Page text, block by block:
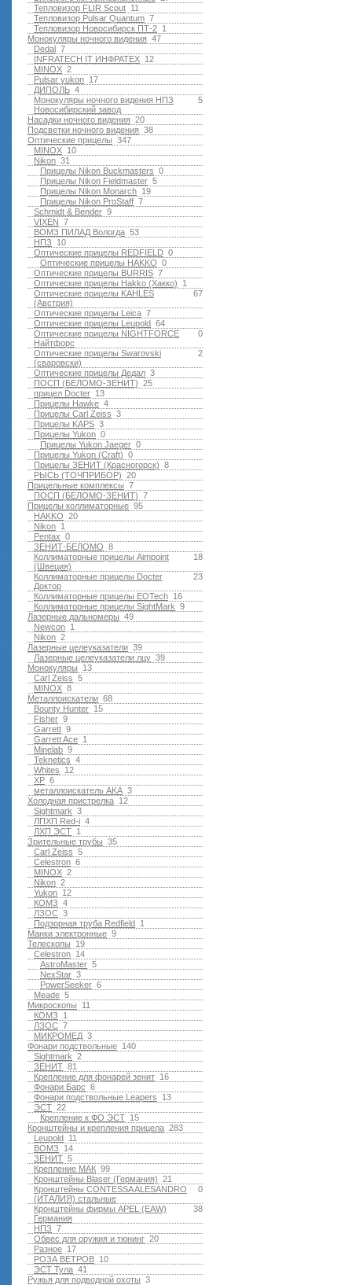
11
Тепловизор FLIR Scout
7
Тепловизор Pulsar Quantum
1
Тепловизор Новосибирск ПТ-2
47
Монокуляры ночного видения
7
Dedal
12
INFRATECH IT ИНФРАТЕХ
2
MINOX
17
Pulsar yukon
4
ДИПОЛЬ
5
Монокуляры ночного видения НПЗ
Новосибирский завод
20
Насадки ночного видения
38
Подсветки ночного видения
347
Оптические прицелы
10
MINOX
31
Nikon
0
Прицелы Nikon Buckmasters
5
Прицелы Nikon Fieldmaster
19
Прицелы Nikon Monarch
7
Прицелы Nikon ProStaff
9
Schmidt & Bender
7
VIXEN
53
ВОМЗ ПИЛАД Вологда
10
НПЗ
0
Оптические прицелы REDFIELD
0
Оптические прицелы HAKKO
7
Оптические прицелы BURRIS
1
Оптические прицелы Hakko (Хакко)
67
Оптические прицелы KAHLES
(Австрия)
7
Оптические прицелы Leica
64
Оптические прицелы Leupold
0
Оптические прицелы NIGHTFORCE
Найтфорс
2
Оптические прицелы Swarovski
(сваровски)
3
Оптические прицелы Дедал
25
ПОСП (БЕЛОМО-ЗЕНИТ)
13
прицел Docter
4
Прицелы Hawke
3
Прицелы Carl Zeiss
3
Прицелы KAPS
0
Прицелы Yukon
0
Прицелы Yukon Jaeger
0
Прицелы Yukon (Craft)
8
Прицелы ЗЕНИТ (Красногорск)
20
РЫСЬ (ТОЧПРИБОР)
7
Прицельные комплексы
7
ПОСП (БЕЛОМО-ЗЕНИТ)
95
Прицелы коллиматорные
20
HAKKO
1
Nikon
0
Pentax
8
ЗЕНИТ-БЕЛОМО
18
Коллиматорные прицелы Aimpoint
(Швеция)
23
Коллиматорные прицелы Docter
Доктор
16
Коллиматорные прицелы EOTech
9
Коллиматорные прицелы SightMark
49
Лазерные дальномеры
1
Newcon
2
Nikon
39
Лазерные целеуказатели
39
Лазерные целеуказатели лцу
13
Монокуляры
5
Carl Zeiss
8
MINOX
68
Металлоискатели
15
Bounty Hunter
9
Fisher
9
Garrett
1
Garrett Ace
9
Minelab
4
Teknetics
12
Whites
6
XP
3
металлоискатель AKA
12
Холодная пристрелка
3
Sightmark
4
ЛПХП Red-i
1
ЛХП ЭСТ
35
Зрительные трубы
5
Carl Zeiss
6
Celestron
2
MINOX
2
Nikon
12
Yukon
4
КОМЗ
3
ЛЗОС
1
Подзорная труба Redfield
9
Манки электронные
19
Телескопы
14
Celestron
5
AstroMaster
3
NexStar
6
PowerSeeker
5
Meade
11
Микроскопы
1
КОМЗ
7
ЛЗОС
3
МИКРОМЕД
140
Фонари подствольные
2
Sightmark
81
ЗЕНИТ
16
Крепление для фонарей зенит
6
Фонари Барс
13
Фонари подствольные Leapers
22
ЭСТ
15
Крепление к ФО ЭСТ
283
Кронштейны и крепления прицела
11
Leupold
14
ВОМЗ
5
ЗЕНИТ
99
Крепление МАК
21
Кронштейны Blaser (Германия)
0
Кронштейны CONTESSA ALESANDRO
(ИТАЛИЯ) стальные
38
Кронштейны фирмы APEL (EAW)
Германия
7
НПЗ
20
Обвес для оружия и тюнинг
17
Разное
10
РОЗА ВЕТРОВ
41
ЭСТ Тула
3
Ружья для подводной оxоты